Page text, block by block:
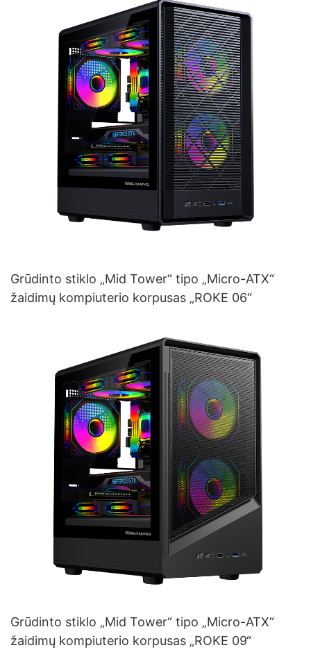
Grūdinto stiklo „Mid Tower“ tipo „Micro-ATX“
žaidimų kompiuterio korpusas „ROKE 06“
Grūdinto stiklo „Mid Tower“ tipo „Micro-ATX“
žaidimų kompiuterio korpusas „ROKE 09“